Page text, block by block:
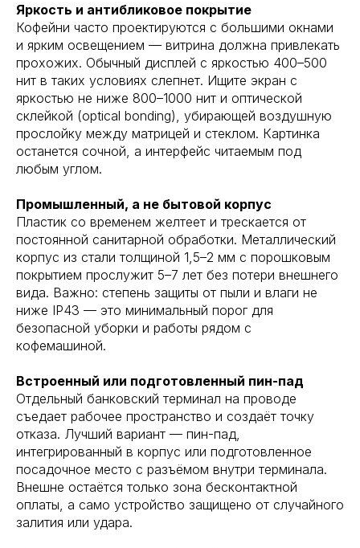
Яркость и антибликовое покрытие
Кофейни часто проектируются с большими окнами
и ярким освещением — витрина должна привлекать
прохожих. Обычный дисплей с яркостью 400–500
нит в таких условиях слепнет. Ищите экран с
яркостью не ниже 800–1000 нит и оптической
склейкой (optical bonding), убирающей воздушную
прослойку между матрицей и стеклом. Картинка
останется сочной, а интерфейс читаемым под
любым углом.
Промышленный, а не бытовой корпус
Пластик со временем желтеет и трескается от
постоянной санитарной обработки. Металлический
корпус из стали толщиной 1,5–2 мм с порошковым
покрытием прослужит 5–7 лет без потери внешнего
вида. Важно: степень защиты от пыли и влаги не
ниже IP43 — это минимальный порог для
безопасной уборки и работы рядом с
кофемашиной.
Встроенный или подготовленный пин-пад
Отдельный банковский терминал на проводе
съедает рабочее пространство и создаёт точку
отказа. Лучший вариант — пин-пад,
интегрированный в корпус или подготовленное
посадочное место с разъёмом внутри терминала.
Внешне остаётся только зона бесконтактной
оплаты, а само устройство защищено от случайного
залития или удара.